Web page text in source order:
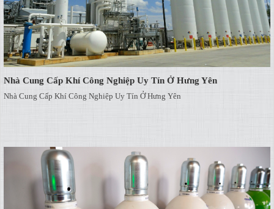
Nhà Cung Cấp Khí Công Nghiệp Uy Tín Ở Hưng Yên
Nhà Cung Cấp Khí Công Nghiệp Uy Tín Ở Hưng Yên